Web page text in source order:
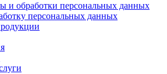
и обработки персональных данных
персональных данных